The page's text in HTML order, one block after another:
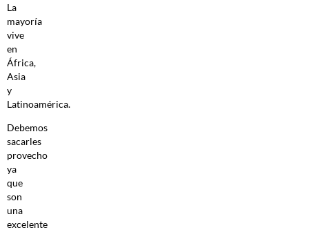
La
mayoría
vive
en
África,
Asia
y
Latinoamérica.
Debemos
sacarles
provecho
ya
que
son
una
excelente